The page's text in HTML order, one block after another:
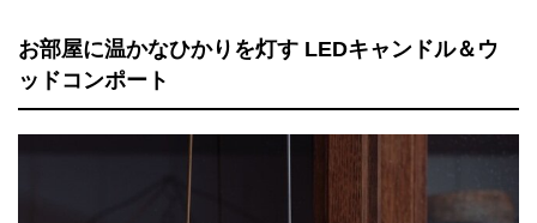
お部屋に温かなひかりを灯す LEDキャンドル＆ウ
ッドコンポート